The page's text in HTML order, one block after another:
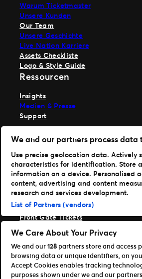
Warum Ticketmaster
Unsere Kunden
Our Team
Unsere Geschichte
Live Nation Karriere
Assets Checkliste
Logo & Style Guide
Ressourcen
Insights
Medien & Presse
Support
TM1 anmelden
Hole dir unsere App
Ticketmaster
TM1 Reports
Portfolio
Ticketmaster
Front Gate Tickets
Universe
Verbessere
Partner
We and our partners process data
Use precise geolocation data. Actively
characteristics for identification. Store
information on a device. Personalised
content, advertising and content
research and services development.
List of Partners (vendors)
We Care About Your Privacy
We and our128 partners store and access
browsing data or unique identifiers, on
Accept Cookies enables tracking
purposes shown under we and our